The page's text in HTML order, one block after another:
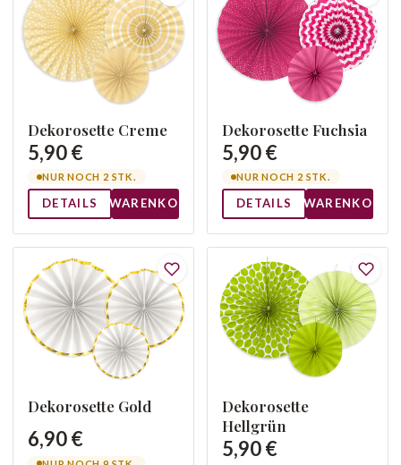
Dekorosette Creme
5,90 €
NUR NOCH 2 STK.
DETAILS WARENKORB
Dekorosette Fuchsia
5,90 €
NUR NOCH 2 STK.
DETAILS WARENKORB
Dekorosette Gold
6,90 €
Dekorosette
Hellgrün
5,90 €